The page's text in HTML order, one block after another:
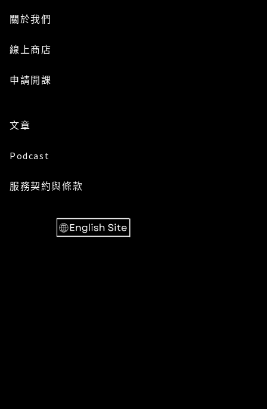
關於我們
線上商店
申請開課
文章
Podcast
服務契約與條款